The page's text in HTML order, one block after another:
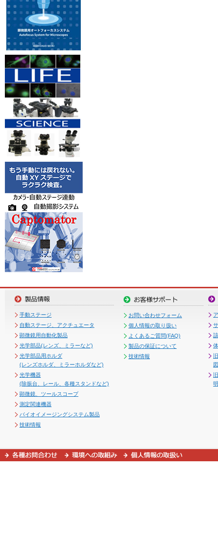
手動ステージ
自動ステージ、アクチュエータ
顕微鏡用自動化製品
光学部品(レンズ、ミラーなど)
光学部品用ホルダ
(レンズホルダ、ミラーホルダなど)
光学機器
(除振台、レール、各種スタンドなど)
顕微鏡、ツールスコープ
測定関連機器
バイオイメージングシステム製品
技術情報
お問い合わせフォーム
個人情報の取り扱い
よくあるご質問(FAQ)
製品の保証について
技術情報